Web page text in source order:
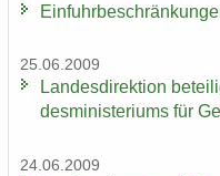
25.06.2009
Lan­des­di­rek­ti­on
des­mi­nis­te­ri­ums für
24.06.2009